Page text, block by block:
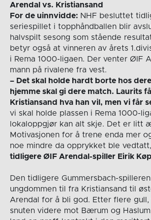
Arendal vs. Kristiansand
For de uinnvidde: NHF besluttet
seriespillet i topphåndballen blir
halvspilt sesong som stående
betyr også at vinneren av årets
i Rema 1000-ligaen. Der venter ØIF
mann på rivalene fra vest.
– Det skal holde hardt borte hos
hjemme skal gi dere match. Laurits
Kristiansand hva han vil, men vi får
vi skal holde plassen i Rema 1000-
lokaloppgjør kan alt skje. Det er litt
Motivasjonen for å trene enda mer
noe mindre da opprykket ble vedtatt,
tidligere ØIF Arendal-spiller Eirik
Den tidligere Gummersbach-
ungdommen til fra Kristiansand til
Arendal for å bli god. Etter flere gull,
snuten videre mot Bærum og